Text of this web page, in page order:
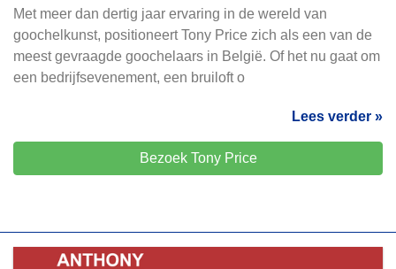
Met meer dan dertig jaar ervaring in de wereld van
goochelkunst, positioneert Tony Price zich als een van de
meest gevraagde goochelaars in België. Of het nu gaat om
een bedrijfsevenement, een bruiloft o
Lees verder »
Bezoek Tony Price